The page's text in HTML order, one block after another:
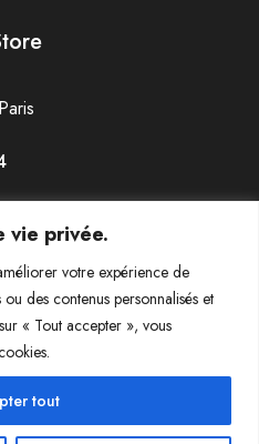
vie privée.
votre expérience de
des contenus personnalisés et
« Tout accepter », vous
tout
de 12h30 à 19h30